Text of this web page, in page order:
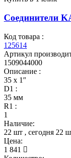
Соединители
Код товара :
125614
Артикул
1509044000
Описание :
35 x 1″
D1 :
35 мм
R1 :
1
Наличие:
22 шт , сегодня 22
Цена:
1 841